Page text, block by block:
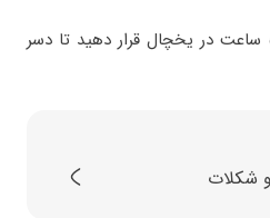
مجدد قالب را به مدت ۴ تا ۵ ساعت در یخچال قرار دهید تا دسر
شکلات